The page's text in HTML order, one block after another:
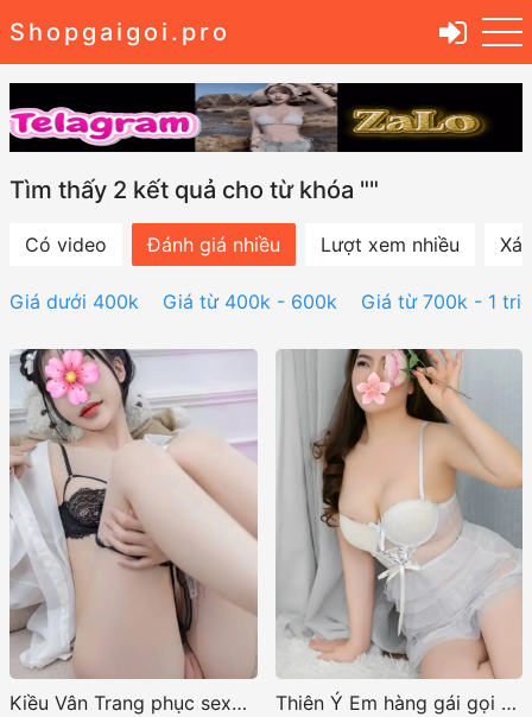
Shopgaigoi.pro
Tìm thấy 2 kết quả cho từ khóa ""
Có video Đánh giá nhiều Lượt xem nhiều
Giá dưới 400k Giá từ 400k - 600k Giá từ 700k - 1
Kiều Vân Trang phục sexy tôn lên những đường nét tinh tế
Thiên Ý Em hàng gái gọi cầu giấy ngọt ngào và quyến rũ